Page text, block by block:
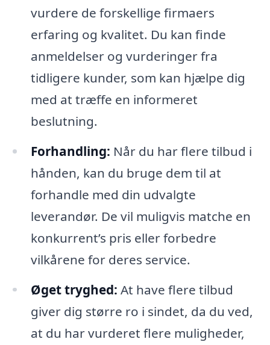
vurdere de forskellige firmaers
erfaring og kvalitet. Du kan finde
anmeldelser og vurderinger fra
tidligere kunder, som kan hjælpe dig
med at træffe en informeret
beslutning.
Forhandling: Når du har flere tilbud i
hånden, kan du bruge dem til at
forhandle med din udvalgte
leverandør. De vil muligvis matche en
konkurrent’s pris eller forbedre
vilkårene for deres service.
Øget tryghed: At have flere tilbud
giver dig større ro i sindet, da du ved,
at du har vurderet flere muligheder,